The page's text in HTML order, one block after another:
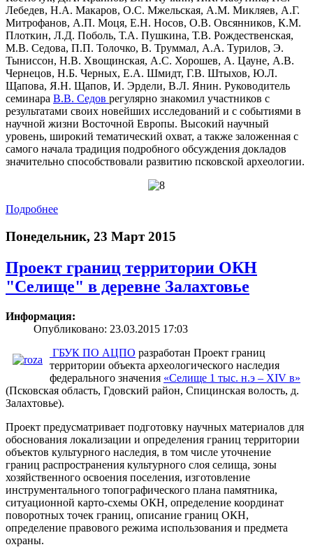
Лебедев, Н.А. Макаров, О.С. Мжельская, А.М. Микляев, А.Г.
Митрофанов, А.П. Моця, Е.Н. Носов, О.В. Овсянников, К.М.
Плоткин, Л.Д. Поболь, Т.А. Пушкина, Т.В. Рождественская,
М.В. Седова, П.П. Толочко, В. Труммал, А.А. Турилов, Э.
Тыниссон, Н.В. Хвощинская, А.С. Хорошев, А. Цауне, А.В.
Чернецов, Н.Б. Черных, Е.А. Шмидт, Г.В. Штыхов, Ю.Л.
Щапова, Я.Н. Щапов, И. Эрдели, В.Л. Янин. Руководитель
семинара В.В. Седов регулярно знакомил участников с
результатами своих новейших исследований и с событиями в
научной жизни Восточной Европы. Высокий научный
уровень, широкий тематический охват, а также заложенная с
самого начала традиция подробного обсуждения докладов
значительно способствовали развитию псковской археологии.
Подробнее
Понедельник, 23 Март 2015
Проект границ территории ОКН
"Селище" в деревне Залахтовье
Информация:
Опубликовано: 23.03.2015 17:03
ГБУК ПО АЦПО разработан Проект границ
территории объекта археологического наследия
федерального значения «Селище 1 тыс. н.э – XIV в»
(Псковская область, Гдовский район, Спицинская волость, д.
Залахтовье).
Проект предусматривает подготовку научных материалов для
обоснования локализации и определения границ территории
объектов культурного наследия, в том числе уточнение
границ распространения культурного слоя селища, зоны
хозяйственного освоения поселения, изготовление
инструментального топографического плана памятника,
ситуационной карто-схемы ОКН, определение координат
поворотных точек границ, описание границ ОКН,
определение правового режима использования и предмета
охраны.